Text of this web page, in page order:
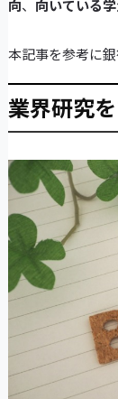
向、 向いている
本記事を参考に
業界研究